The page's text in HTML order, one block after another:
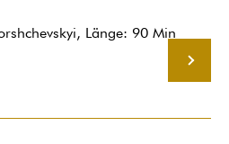
Länge: 90 Min